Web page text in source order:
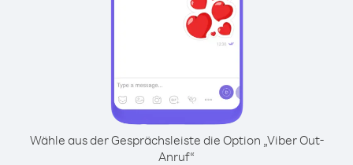
Wähle aus der Gesprächsleiste die Option „Viber Out-
Anruf“